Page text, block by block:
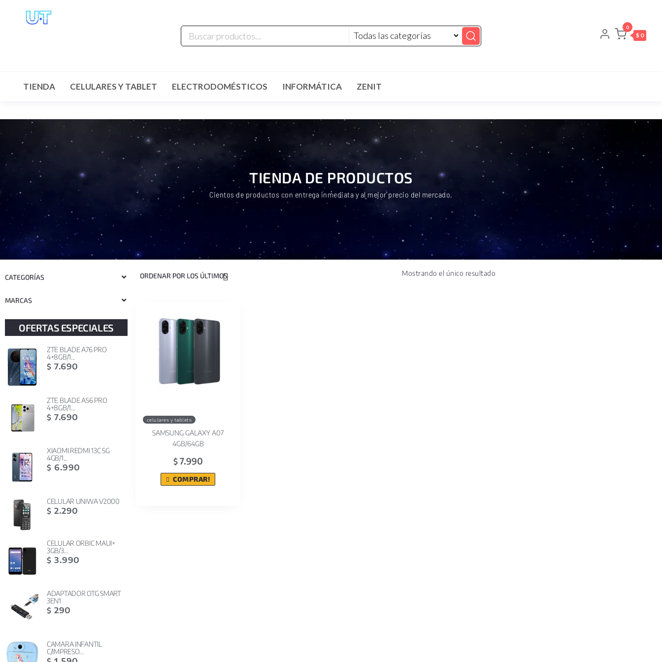
0
$ 0
TIENDA CELULARES Y TABLET ELECTRODOMÉSTICOS INFORMÁTICA ZENIT
TIENDA DE PRODUCTOS
Cientos de productos con entrega inmediata y al mejor precio del mercado.
CATEGORÍAS
MARCAS
OFERTAS ESPECIALES
ZTE BLADE A76 PRO
4+8GB/1...
$ 7.690
ZTE BLADE A56 PRO
4+8GB/1...
$ 7.690
XIAOMI REDMI 13C 5G
4GB/1...
$ 6.990
CELULAR UNIWA V2000
$ 2.290
CELULAR ORBIC MAUI+
3GB/3...
$ 3.990
ADAPTADOR OTG SMART
3EN1
$ 290
CAMARA INFANTIL
C/IMPRESO...
Mostrando el único resultado
celulares y tablets
SAMSUNG GALAXY A07
4GB/64GB
$7.990
COMPRAR!